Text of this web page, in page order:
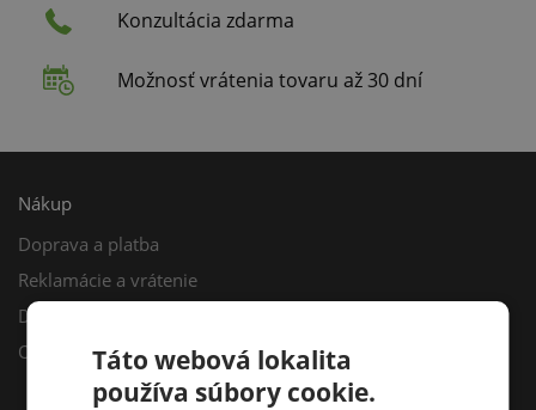
Konzultácia zdarma
Možnosť vrátenia tovaru až 30 dní
Nákup
Doprava a platba
Reklamácie a vrátenie
Darčekový poukaz
Odberné miestaTáto webová lokalita
používa súbory cookie.